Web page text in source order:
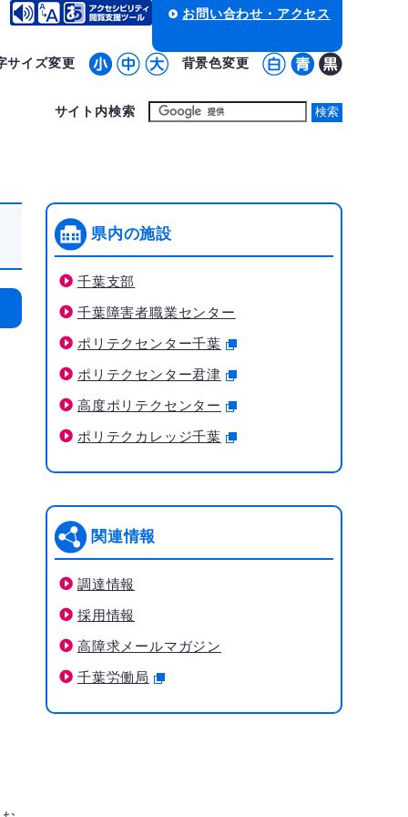
お問い合わせ・アクセス
サイズ変更 背景色変更
サイト内検索
県内の施設
千葉支部
千葉障害者職業センター
ポリテクセンター千葉
ポリテクセンター君津
高度ポリテクセンター
ポリテクカレッジ千葉
関連情報
調達情報
採用情報
高障求メールマガジン
千葉労働局